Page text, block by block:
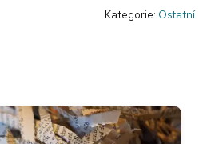
Kategorie: Ostatní